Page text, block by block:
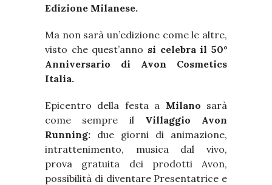
Edizione Milanese.
Ma non sarà un’edizione come le altre,
visto che quest’anno si celebra il 50°
Anniversario di Avon Cosmetics
Italia.
Epicentro della festa a Milano sarà
come sempre il Villaggio Avon
Running: due giorni di animazione,
intrattenimento, musica dal vivo,
prova gratuita dei prodotti Avon,
possibilità di diventare Presentatrice e